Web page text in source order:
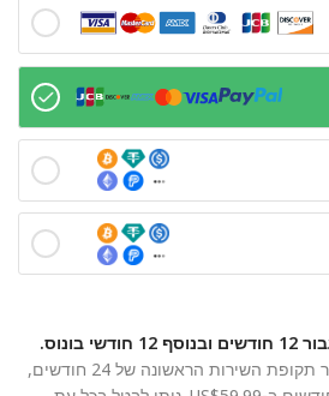
ובנוסף 12 חודשי בונוס.
לרכישה ראשונה בלבד. לאחר תקופת השירות הראשונה של 24 חודשים,